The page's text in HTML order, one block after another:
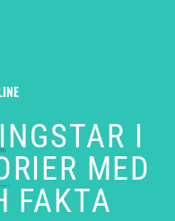
I
MED
FAKTA